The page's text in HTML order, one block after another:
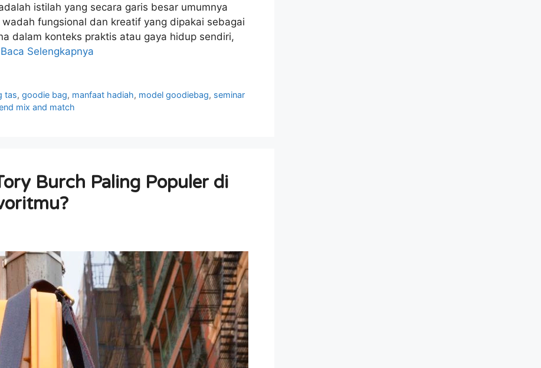
istilah yang secara garis besar umumnya
fungsional dan kreatif yang dipakai sebagai
dalam konteks praktis atau gaya hidup sendiri,
Baca Selengkapnya
tas,goodie bag, manfaat hadiah, model goodiebag, seminar
mix and match
Burch Paling Populer di